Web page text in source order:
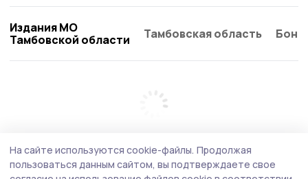
Издания МО
Тамбовской области
Тамбовская область
На сайте используются cookie-файлы. Продолжая
пользоваться данным сайтом, вы подтверждаете свое